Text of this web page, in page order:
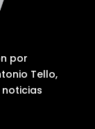
por
Tello,